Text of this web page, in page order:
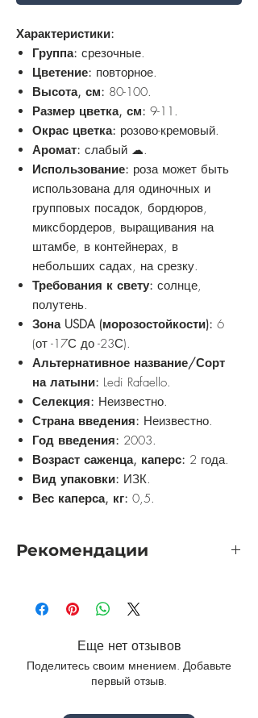
Характеристики:
Группа: срезочные.
Цветение: повторное.
Высота, см: 80-100.
Размер цветка, см: 9-11.
Окрас цветка: розово-кремовый.
Аромат: слабый ☁.
Использование: роза может быть
использована для одиночных и
групповых посадок, бордюров,
миксбордеров, выращивания на
штамбе, в контейнерах, в
небольших садах, на срезку.
Требования к свету: солнце,
полутень.
Зона USDA (морозостойкости): 6
(от -17С до -23С).
Альтернативное название/Сорт
на латыни: Ledi Rafaello.
Селекция: Неизвестно.
Страна введения: Неизвестно.
Год введения: 2003.
Возраст саженца, каперс: 2 года.
Вид упаковки: ИЗК.
Вес каперса, кг: 0,5.
Рекомендации
солнечном участке. Приветствуется
защита от холодных сквозняков. Почву
воздухопроницаемую, низкокислотную
и богатую полезными веществами.
Посадочные работы постарайтесь
Еще нет отзывов
Поделитесь своим мнением. Добавьте
первый отзыв.